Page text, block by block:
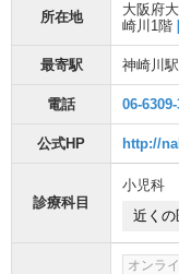
所在地
大阪府
崎川1階
最寄駅 神崎川駅
電話 06-
公式HP http://
診療科目
小児科
近くの
オンラ